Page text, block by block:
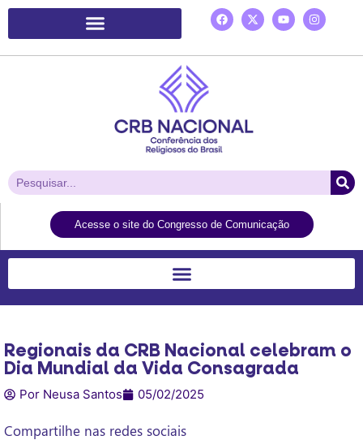
Acesse o site do Congresso de Comunicação
Regionais da CRB Nacional celebram o
Dia Mundial da Vida Consagrada
Por Neusa Santos 05/02/2025
Compartilhe nas redes sociais